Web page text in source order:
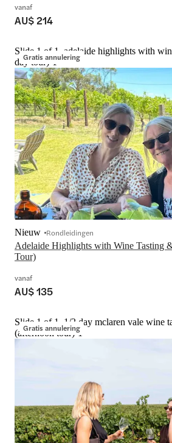
vanaf
AU$ 214
Gratis annulering
Slide 1 of 1, adelaide highlights with
day tour)-1
Adelaide Highlights with Wine Tasting
Tour)
Nieuw Rondleidingen
vanaf
AU$ 135
Gratis annulering
Slide 1 of 1, 1/2 day mclaren vale wine
(afternoon tour)-1